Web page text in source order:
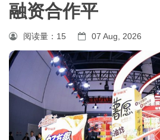
融资合作平
阅读量： 15 07 Aug, 2026